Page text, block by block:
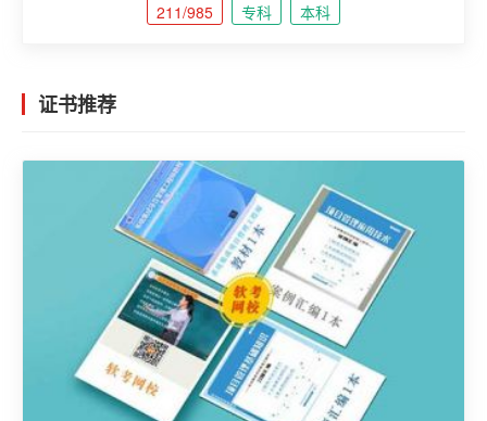
211/985 专科 本科
证书推荐